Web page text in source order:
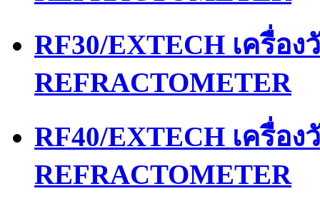
RF30/EXTECH เครื่อ
REFRACTOMETER
RF40/EXTECH เครื่อ
REFRACTOMETER